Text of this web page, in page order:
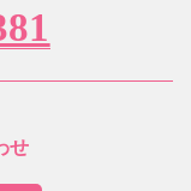
せ